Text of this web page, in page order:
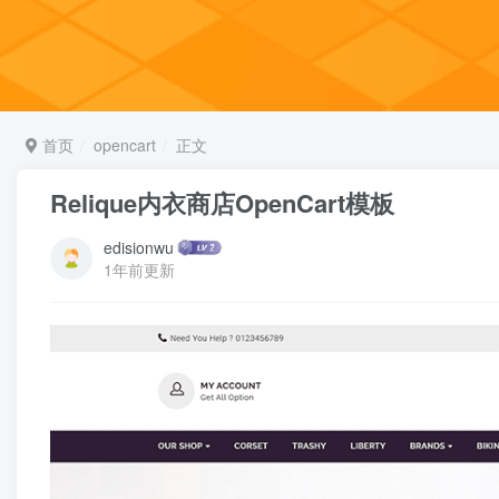
首页 opencart 正文
Relique内衣商店OpenCart模板
edisionwu
1年前更新